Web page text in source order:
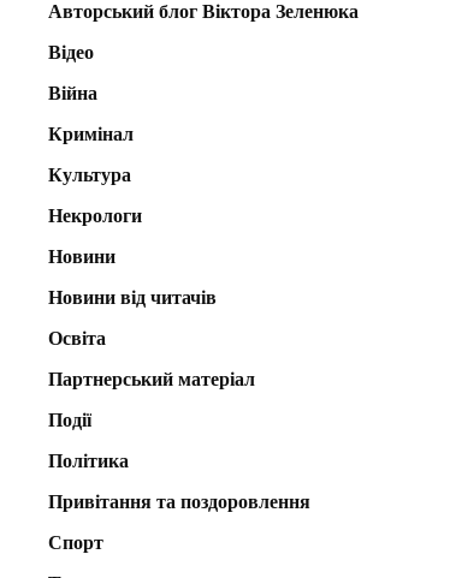
Авторський блог Віктора Зеленюка
Відео
Війна
Кримінал
Культура
Некрологи
Новини
Новини від читачів
Освіта
Партнерський матеріал
Події
Політика
Привітання та поздоровлення
Спорт